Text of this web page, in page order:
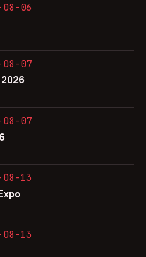
06
07
07
13
13